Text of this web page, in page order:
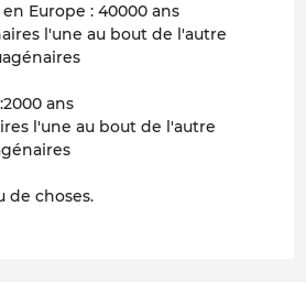
Europe : 40000 ans
l'une au bout de l'autre
ans
l'une au bout de l'autre
de choses.